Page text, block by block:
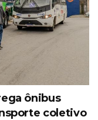
ônibus
coletivo